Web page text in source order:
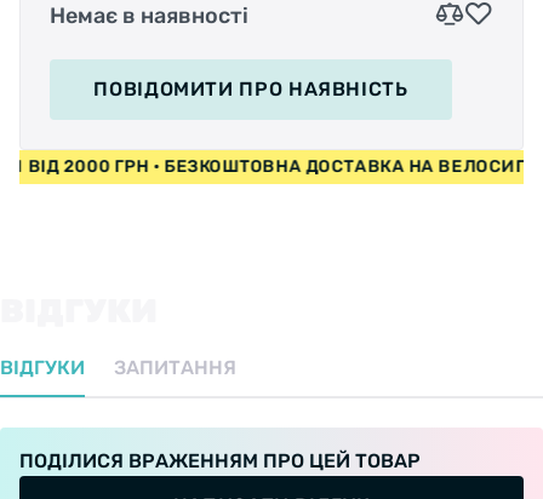
Ezyroller развивает скорость до 15 км/ч,
Немає в наявності
ПОВІДОМИТИ ПРО НАЯВНІСТЬ
ВІД 2000 ГРН • БЕЗКОШТОВНА ДОСТАВКА НА
ВІДГУКИ ЗАПИТАННЯ
ПОДІЛИСЯ ВРАЖЕННЯМ ПРО ЦЕЙ ТОВАР